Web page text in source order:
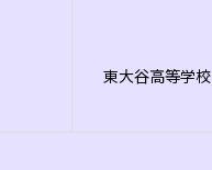
東大谷高等学校